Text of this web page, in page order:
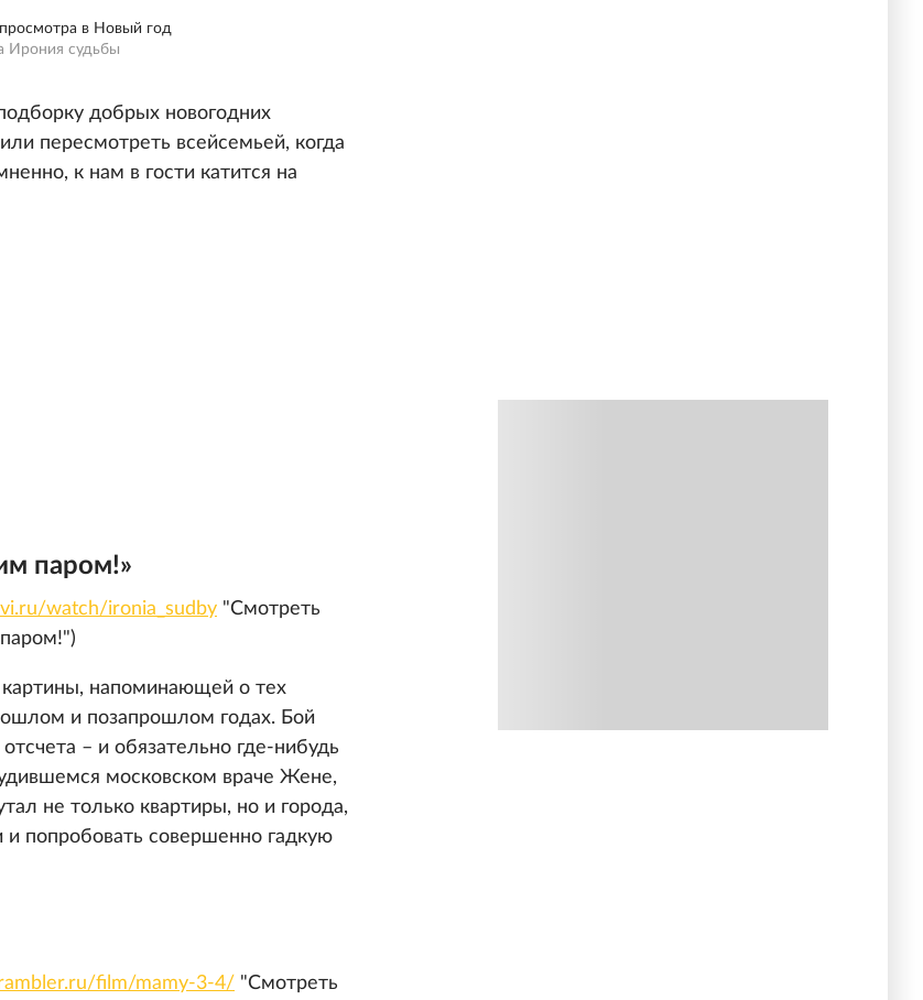
в Новый год
Ирония судьбы
добрых новогодних
пересмотреть всейсемьей, когда
к нам в гости катится на
паром!»
watch/ironia_sudby "Смотреть
картины, напоминающей о тех
и позапрошлом годах. Бой
– и обязательно где-нибудь
московском враче Жене,
не только квартиры, но и города,
попробовать совершенно гадкую
film/mamy-3-4/ "Смотреть